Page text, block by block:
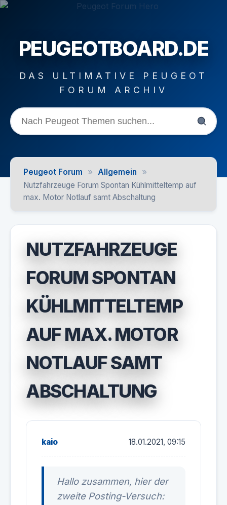
PEUGEOTBOARD.DE
DAS ULTIMATIVE PEUGEOT
FORUM ARCHIV
Peugeot Forum » Allgemein »
Nutzfahrzeuge Forum Spontan Kühlmitteltemp auf
max. Motor Notlauf samt Abschaltung
NUTZFAHRZEUGE
FORUM SPONTAN
KÜHLMITTELTEMP
AUF MAX. MOTOR
NOTLAUF SAMT
ABSCHALTUNG
kaio 18.01.2021, 09:15
Hallo zusammen, hier der
zweite Posting-Versuch: